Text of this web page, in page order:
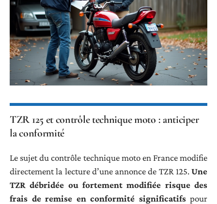
TZR 125 et contrôle technique moto : anticiper
la conformité
Le sujet du contrôle technique moto en France modifie
directement la lecture d’une annonce de TZR 125.Une
TZR débridée ou fortement modifiée risque des
frais de remise en conformité significatifspour